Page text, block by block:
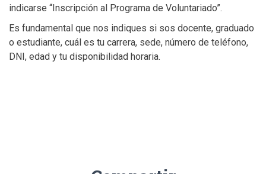
indicarse “Inscripción al Programa de Voluntariado”.
Es fundamental que nos indiques si sos docente, graduado
o estudiante, cuál es tu carrera, sede, número de teléfono,
DNI, edad y tu disponibilidad horaria.